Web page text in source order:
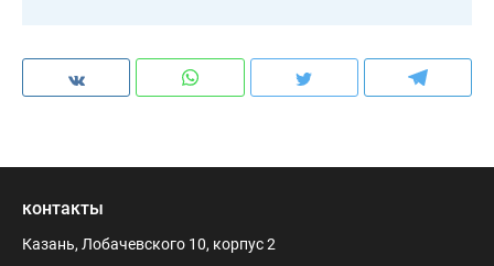
контакты
Казань, Лобачевского 10, корпус 2